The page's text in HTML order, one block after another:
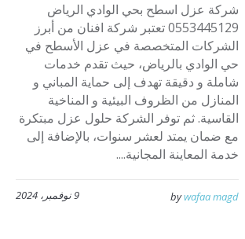
شركة عزل اسطح بحي الوادي الرياض
0553445129 تعتبر شركة افنان من أبرز
الشركات المتخصصة في عزل الأسطح في
حي الوادي بالرياض، حيث تقدم خدمات
شاملة و دقيقة تهدف إلى حماية المباني و
المنازل من الظروف البيئية و المناخية
القاسية. ثم توفر الشركة حلول عزل مبتكرة
مع ضمان يمتد لعشر سنوات، بالإضافة إلى
خدمة المعاينة المجانية....
9 نوفمبر، 2024 bywafaa magd